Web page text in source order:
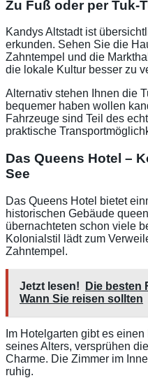
Zu Fuß oder per Tuk-
Kandys Altstadt ist
erkunden. Sehen Sie die
Zahntempel und die
die lokale Kultur besser zu
Alternativ stehen Ihnen die
bequemer haben wollen
Fahrzeuge sind Teil des
praktische
Das Queens Hotel –
See
Das Queens Hotel bietet
historischen Gebäude
übernachteten schon viele
Kolonialstil lädt zum
Zahntempel.
Jetzt lesen!
Die besten
Wann Sie reisen sollten
Im Hotelgarten gibt es
seines Alters, versprühen
Charme. Die Zimmer im
ruhig.